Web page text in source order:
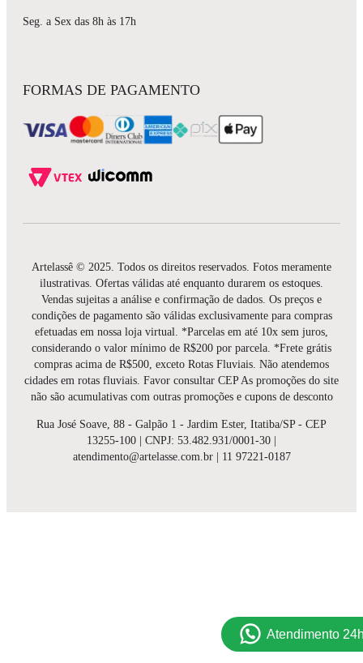
Seg. a Sex das 8h às 17h
FORMAS DE PAGAMENTO
Artelassê © 2025. Todos os direitos reservados. Fotos meramente
ilustrativas. Ofertas válidas até enquanto durarem os estoques.
Vendas sujeitas a análise e confirmação de dados. Os preços e
condições de pagamento são válidas exclusivamente para compras
efetuadas em nossa loja virtual. *Parcelas em até 10x sem juros,
considerando o valor mínimo de R$200 por parcela. *Frete grátis
compras acima de R$500, exceto Rotas Fluviais. Não atendemos
cidades em rotas fluviais. Favor consultar CEP As promoções do site
não são acumulativas com outras promoções e cupons de desconto
Rua José Soave, 88 - Galpão 1 - Jardim Ester, Itatiba/SP - CEP
13255-100 | CNPJ: 53.482.931/0001-30 |
atendimento@artelasse.com.br | 11 97221-0187
Atendimento